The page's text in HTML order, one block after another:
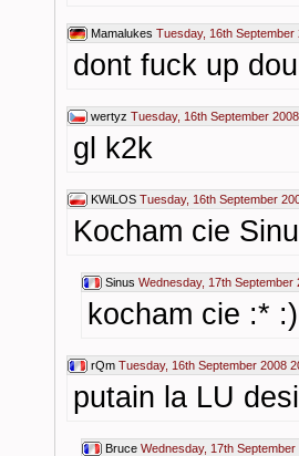
Mamalukes Tuesday, 16th September
dont fuck up
wertyz Tuesday, 16th September
gl k2k
KWiLOS Tuesday, 16th September
Kocham cie
Sinus Wednesday, 17th September
kocham cie :* :)
rQm Tuesday, 16th September 2008
putain la LU
Bruce Wednesday, 17th September